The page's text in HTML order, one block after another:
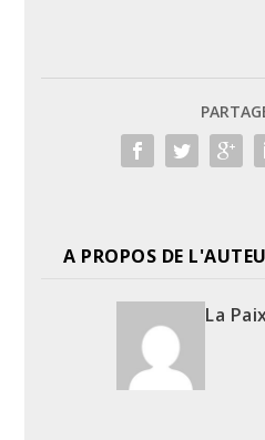
A PROPOS DE
La